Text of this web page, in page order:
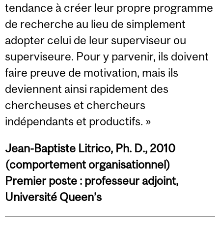
tendance à créer leur propre programme
de recherche au lieu de simplement
adopter celui de leur superviseur ou
superviseure. Pour y parvenir, ils doivent
faire preuve de motivation, mais ils
deviennent ainsi rapidement des
chercheuses et chercheurs
indépendants et productifs. »
Jean-Baptiste Litrico, Ph. D., 2010
(comportement organisationnel)
Premier poste : professeur adjoint,
Université Queen’s